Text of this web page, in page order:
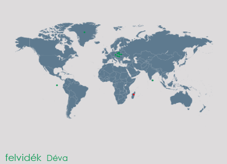
felvidék Déva